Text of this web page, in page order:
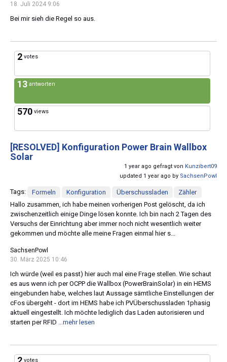
18. Juli 2024 9:06
Bei mir sieh die Regel so aus.
2 votes
13 antworten
570 views
[RESOLVED] Konfiguration Power Brain Wallbox
Solar
1 year ago gefragt von Kunzibert09
updated 1 year ago by SachsenPowl
Tags: Formeln Konfiguration Überschussladen
Zähler
Hallo zusammen, ich habe meinen vorherigen Post gelöscht, da ich
zwischenzeitlich einige Dinge lösen konnte. Ich bin nach 2 Tagen des
Versuchs der Einrichtung aber immer noch nicht wesentlich weiter
gekommen und möchte alle meine Fragen einmal hier s...
SachsenPowl
30. März 2025 10:46
Ich würde (weil es passt) hier auch mal eine Frage stellen. Wie schaut
es aus wenn ich per OCPP die Wallbox (PowerBrainSolar) in ein HEMS
eingebunden habe, welches laut Aussage sämtliche Einstellungen der
cFos übergeht - dort im HEMS habe ich PVÜberschussladen 1phasig
aktuell eingestellt. Ich möchte lediglich das Laden autorisieren und
starten per RFID
...mehr lesen
votes